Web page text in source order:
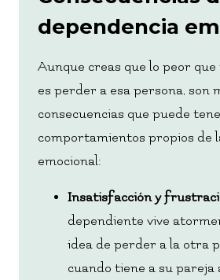
dependencia
Aunque creas que lo peor
es perder a esa persona, son
consecuencias que puede
comportamientos propios de
emocional:
Insatisfacción y
dependiente vive
idea de perder a la otra
cuando tiene a su pareja